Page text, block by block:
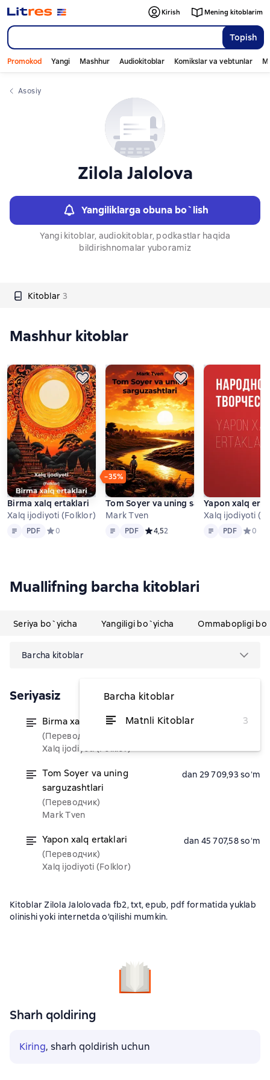
Topish
Kirish Mening kitoblarim
Promokod Yangi Mashhur Audiokitoblar Komikslar va vebtunlar
Asosiy
Zilola Jalolova
Yangiliklarga obuna bo`lish
Yangi kitoblar, audiokitoblar, podkastlar haqida
bildirishnomalar yuboramiz
Kitoblar 3
Слайдер с книгами
Mashhur kitoblar
Birma xalq ertaklari
Xalq ijodiyoti (Folklor)
Matn PDF
PDF Средний рейтинг 0 на основе 0 оценок
0
−35%
Tom Soyer va uning sarguzashtlari
Mark Tven
Matn PDF
PDF Средний рейтинг 4,5 на основе 2
4,52
Yapon xalq
Xalq ijodiyoti
Matn PDF
PDF 0
Muallifning barcha kitoblari
Seriya bo`yicha Yangiligi bo`yicha Ommabopligi
Barcha kitoblar
Barcha kitoblar
Matnli Kitoblar
3
Seriyasiz
Birma xalq ertaklari
(Переводчик)
Xalq ijodiyoti (Folklor)
dan 45 707,58 soʻm
Tom Soyer va uning
sarguzashtlari
(Переводчик)
Mark Tven
dan 29 709,93 soʻm
Yapon xalq ertaklari
(Переводчик)
Xalq ijodiyoti (Folklor)
dan 45 707,58 soʻm
Kitoblar Zilola Jalolovada fb2, txt, epub, pdf formatida yuklab
olinishi yoki internetda o'qilishi mumkin.
Sharh qoldiring
Kiring, sharh qoldirish uchun